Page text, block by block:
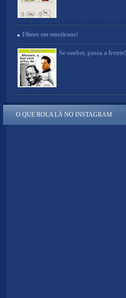
Filmes em emoticons!
Se souber, passa a frente!
O QUE ROLA LÁ NO INSTAGRAM